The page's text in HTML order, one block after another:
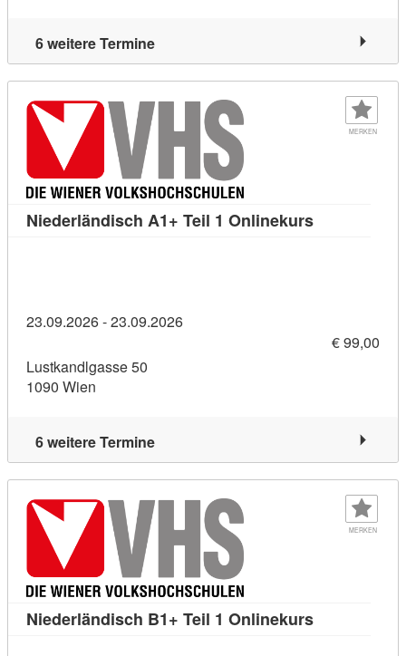
6 weitere Termine
MERKEN
Niederländisch A1+ Teil 1 OnlinekursKursdetail:
23.09.2026 - 23.09.2026
€ 99,00
Lustkandlgasse 50
1090 Wien
6 weitere Termine
MERKEN
Niederländisch B1+ Teil 1 OnlinekursKursdetail: